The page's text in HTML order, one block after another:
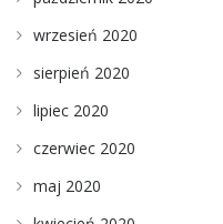
wrzesień 2020
sierpień 2020
lipiec 2020
czerwiec 2020
maj 2020